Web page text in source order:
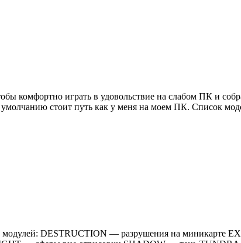
комфортно играть в удовольствие на слабом ПК и
стоит путь как у меня на моем ПК. Список
модулей: DESTRUCTION — разрушения на миникарте